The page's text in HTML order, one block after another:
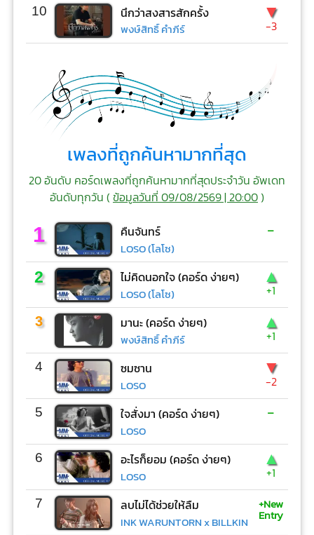
10 นึกว่าสงสารสักครั้ง
พงษ์สิทธิ์ คำภีร์
▼
-3
เพลงที่ถูกค้นหามากที่สุด
20 อันดับ คอร์ดเพลงที่ถูกค้นหามากที่สุดประจำวัน อัพเดท
อันดับทุกวัน (ข้อมูลวันที่ 09/08/2569 | 20:00)
1 คืนจันทร์
LOSO (โลโซ)
-
2 ไม่คิดนอกใจ (คอร์ด ง่ายๆ)
LOSO (โลโซ)
▲
+1
3 มานะ (คอร์ด ง่ายๆ)
พงษ์สิทธิ์ คำภีร์
▲
+1
4 ซมซาน
LOSO
▼
-2
5 ใจสั่งมา (คอร์ด ง่ายๆ)
LOSO
-
6 อะไรก็ยอม (คอร์ด ง่ายๆ)
LOSO
▲
+1
7 ลบไม่ได้ช่วยให้ลืม
INK WARUNTORN x BILLKIN
+New
Entry